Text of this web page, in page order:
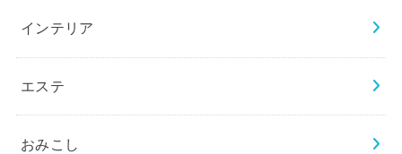
インテリア
エステ
おみこし